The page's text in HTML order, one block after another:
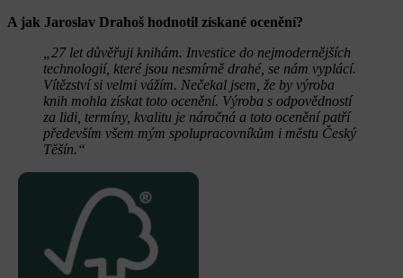
A jak Jaroslav Drahoš hodnotil získané ocenění?
„27 let důvěřuji knihám. Investice do nejmodernějších
technologií, které jsou nesmírně drahé, se nám vyplácí.
Vítězství si velmi vážím. Nečekal jsem, že by výroba
knih mohla získat toto ocenění. Výroba s odpovědností
za lidi, termíny, kvalitu je náročná a toto ocenění patří
především všem mým spolupracovníkům i městu Český
Těšín.“